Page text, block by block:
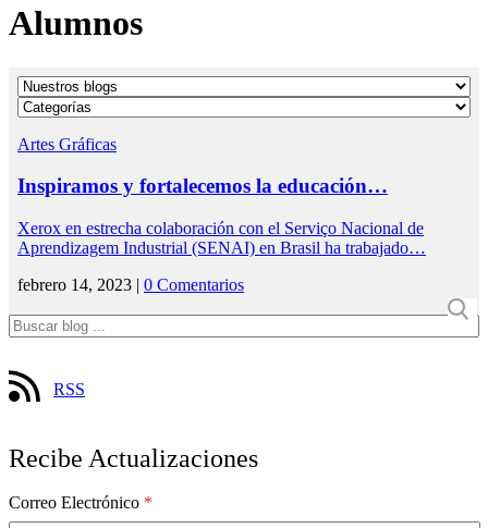
Alumnos
Artes Gráficas
Inspiramos y fortalecemos la educación…
Xerox en estrecha colaboración con el Serviço Nacional de
Aprendizagem Industrial (SENAI) en Brasil ha trabajado…
febrero 14, 2023 | 0 Comentarios
RSS
Recibe Actualizaciones
Correo Electrónico *